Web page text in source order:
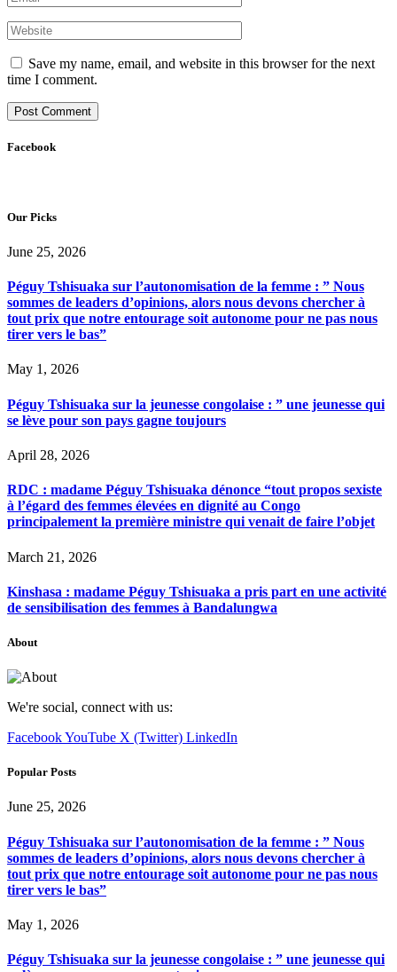
Save my name, email, and website in this browser for the next
time I comment.
Facebook
Our Picks
June 25, 2026
Péguy Tshisuaka sur l’autonomisation de la femme : ” Nous
sommes de leaders d’opinions, alors nous devons chercher à
tout prix que notre entourage soit autonome pour ne pas nous
tirer vers le bas”
May 1, 2026
Péguy Tshisuaka sur la jeunesse congolaise : ” une jeunesse qui
se lève pour son pays gagne toujours
April 28, 2026
RDC : madame Péguy Tshisuaka dénonce “tout propos sexiste
à l’égard des femmes élevées en dignité au Congo
principalement la première ministre qui venait de faire l’objet
March 21, 2026
Kinshasa : madame Péguy Tshisuaka a pris part en une activité
de sensibilisation des femmes à Bandalungwa
About
We're social, connect with us:
FacebookYouTube X (Twitter) LinkedIn
Popular Posts
June 25, 2026
Péguy Tshisuaka sur l’autonomisation de la femme : ” Nous
sommes de leaders d’opinions, alors nous devons chercher à
tout prix que notre entourage soit autonome pour ne pas nous
tirer vers le bas”
May 1, 2026
Péguy Tshisuaka sur la jeunesse congolaise : ” une jeunesse qui